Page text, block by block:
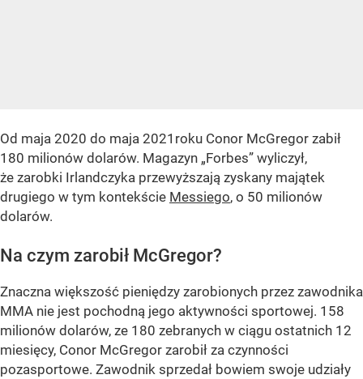
Od maja 2020 do maja 2021roku Conor McGregor zabił
180 milionów dolarów. Magazyn „Forbes” wyliczył,
że zarobki Irlandczyka przewyższają zyskany majątek
drugiego w tym kontekście Messiego, o 50 milionów
dolarów.
Na czym zarobił McGregor?
Znaczna większość pieniędzy zarobionych przez zawodnika
MMA nie jest pochodną jego aktywności sportowej. 158
milionów dolarów, ze 180 zebranych w ciągu ostatnich 12
miesięcy, Conor McGregor zarobił za czynności
pozasportowe. Zawodnik sprzedał bowiem swoje udziały